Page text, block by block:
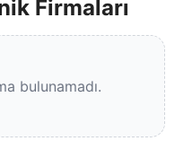
Firmaları
bulunamadı.